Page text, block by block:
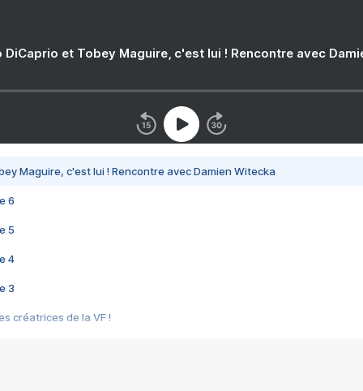
DiCaprio et Tobey Maguire, c'est lui ! Rencontre avec
Maguire, c'est lui ! Rencontre avec Damien Witecka
6
5
4
3
créatrices de la VF !